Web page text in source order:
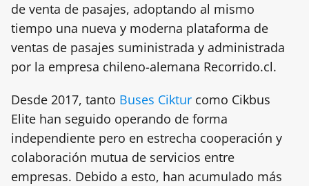
de venta de pasajes, adoptando al mismo
tiempo una nueva y moderna plataforma de
ventas de pasajes suministrada y administrada
por la empresa chileno-alemana Recorrido.cl.
Desde 2017, tanto Buses Ciktur como Cikbus
Elite han seguido operando de forma
independiente pero en estrecha cooperación y
colaboración mutua de servicios entre
empresas. Debido a esto, han acumulado más